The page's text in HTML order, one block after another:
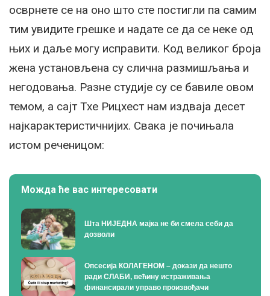
осврнете се на оно што сте постигли па самим
тим увидите грешке и надате се да се неке од
њих и даље могу исправити. Код великог броја
жена установљена су слична размишљања и
негодовања. Разне студије су се бавиле овом
темом, а сајт Тхе Рицхест нам издваја десет
најкарактеристичнијих. Свака је почињала
истом реченицом:
Можда ће вас интересовати
Шта НИЈЕДНА мајка не би смела себи да
дозволи
Опсесија КОЛАГЕНОМ – докази да нешто
ради СЛАБИ, већину истраживања
финансирали управо произвођачи